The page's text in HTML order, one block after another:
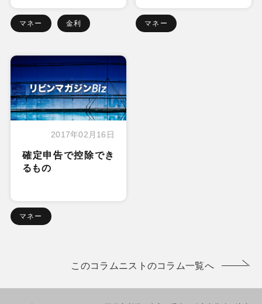
マネー 金利 マネー
2017年02月16日
確定申告で控除でき
るもの
マネー
このコラムニストのコラム一覧へ